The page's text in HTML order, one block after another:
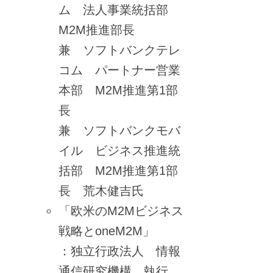
ム 法人事業統括部
M2M推進部長
兼 ソフトバンクテレ
コム パートナー営業
本部 M2M推進第1部
長
兼 ソフトバンクモバ
イル ビジネス推進統
括部 M2M推進第1部
長 荒木健吉氏
「欧米のM2Mビジネス
戦略とoneM2M」
：独立行政法人 情報